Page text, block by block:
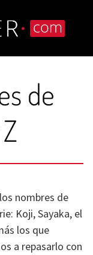
de
nombres de
Koji, Sayaka, el
los que
a repasarlo con